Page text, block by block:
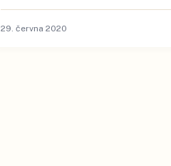
29. června 2020